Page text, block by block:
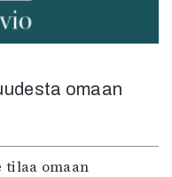
omaan
tilaa omaan